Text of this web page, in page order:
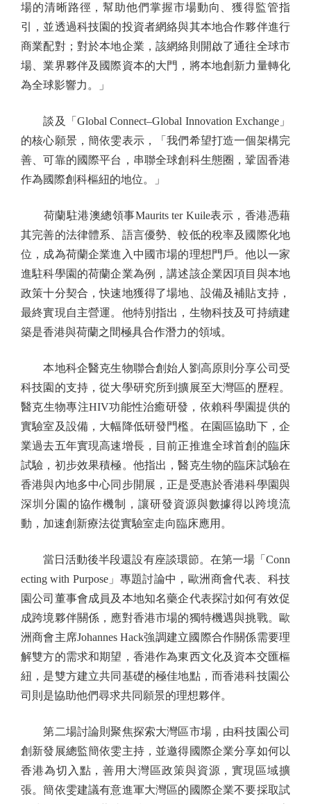
場的清晰路徑，幫助他們掌握市場動向、獲得監管指
引，並透過科技園的投資者網絡與其本地合作夥伴進行
商業配對；對於本地企業，該網絡則開啟了通往全球市
場、業界夥伴及國際資本的大門，將本地創新力量轉化
為全球影響力。」
談及「Global Connect–Global Innovation Exchange」
的核心願景，簡依雯表示，「我們希望打造一個架構完
善、可靠的國際平台，串聯全球創科生態圈，鞏固香港
作為國際創科樞紐的地位。」
荷蘭駐港澳總領事Maurits ter Kuile表示，香港憑藉
其完善的法律體系、語言優勢、較低的稅率及國際化地
位，成為荷蘭企業進入中國市場的理想門戶。他以一家
進駐科學園的荷蘭企業為例，講述該企業因項目與本地
政策十分契合，快速地獲得了場地、設備及補貼支持，
最終實現自主營運。他特別指出，生物科技及可持續建
築是香港與荷蘭之間極具合作潛力的領域。
本地科企醫克生物聯合創始人劉高原則分享公司受
科技園的支持，從大學研究所到擴展至大灣區的歷程。
醫克生物專注HIV功能性治癒研發，依賴科學園提供的
實驗室及設備，大幅降低研發門檻。在園區協助下，企
業過去五年實現高速增長，目前正推進全球首創的臨床
試驗，初步效果積極。他指出，醫克生物的臨床試驗在
香港與內地多中心同步開展，正是受惠於香港科學園與
深圳分園的協作機制，讓研發資源與數據得以跨境流
動，加速創新療法從實驗室走向臨床應用。
當日活動後半段還設有座談環節。在第一場「Conn
ecting with Purpose」專題討論中，歐洲商會代表、科技
園公司董事會成員及本地知名藥企代表探討如何有效促
成跨境夥伴關係，應對香港市場的獨特機遇與挑戰。歐
洲商會主席Johannes Hack強調建立國際合作關係需要理
解雙方的需求和期望，香港作為東西文化及資本交匯樞
紐，是雙方建立共同基礎的極佳地點，而香港科技園公
司則是協助他們尋求共同願景的理想夥伴。
第二場討論則聚焦探索大灣區市場，由科技園公司
創新發展總監簡依雯主持，並邀得國際企業分享如何以
香港為切入點，善用大灣區政策與資源，實現區域擴
張。簡依雯建議有意進軍大灣區的國際企業不要採取試